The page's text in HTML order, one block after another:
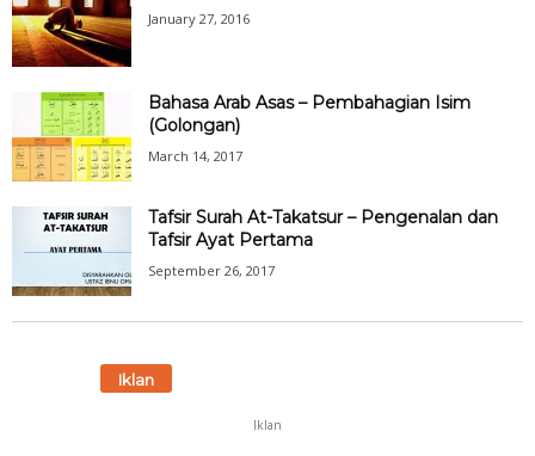
January 27, 2016
Bahasa Arab Asas – Pembahagian Isim
(Golongan)
March 14, 2017
Tafsir Surah At-Takatsur – Pengenalan dan
Tafsir Ayat Pertama
September 26, 2017
Iklan
Iklan